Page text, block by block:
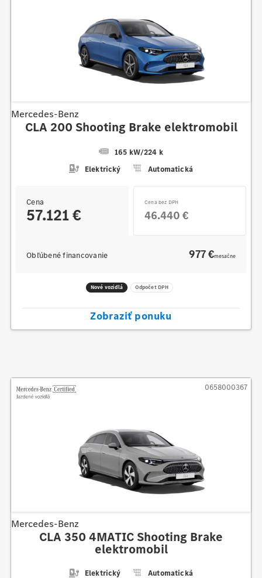
Mercedes-Benz
CLA 200 Shooting Brake elektromobil
165 kW/224 k
Elektrický
Automatická
Cena
57.121 €
Cena bez DPH
46.440 €
Obľúbené financovanie 977 €mesačne
Nové vozidlá Odpočet DPH
Zobraziť ponuku
Mercedes-Benz
CLA 350 4MATIC Shooting Brake
elektromobil
Elektrický Automatická
0658000367